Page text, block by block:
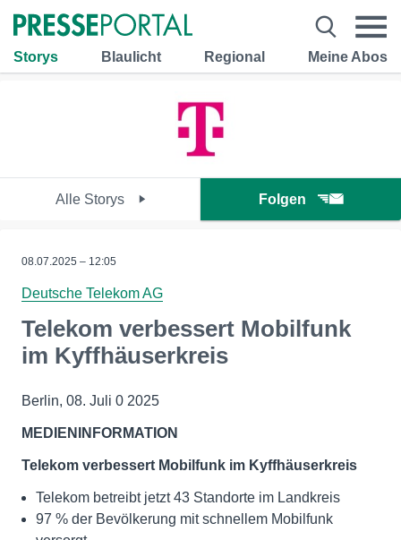
Storys Blaulicht Regional Meine Abos
Alle Storys Folgen
08.07.2025 – 12:05
Deutsche Telekom AG
Telekom verbessert Mobilfunk
im Kyffhäuserkreis
Berlin, 08. Juli 0 2025
MEDIENINFORMATION
Telekom verbessert Mobilfunk im Kyffhäuserkreis
Telekom betreibt jetzt 43 Standorte im Landkreis
97 % der Bevölkerung mit schnellem Mobilfunk